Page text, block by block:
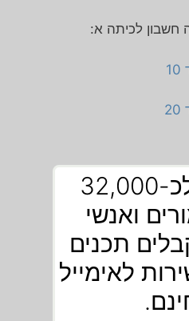
חשבון לכיתה א:
א
הצטרפו לכ-32,000
ואנשי
תכנים
לאימייל